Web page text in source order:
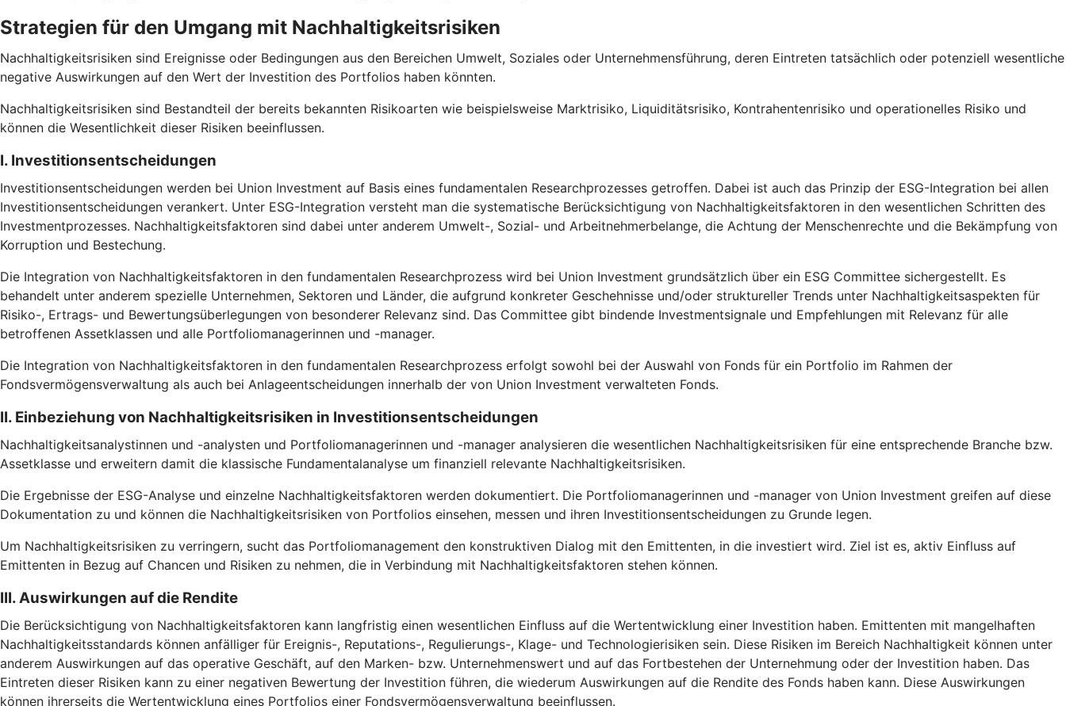
Strategien für den Umgang mit Nachhaltigkeitsrisiken
Nachhaltigkeitsrisiken sind Ereignisse oder Bedingungen aus den Bereichen Umwelt, Soziales oder Unternehmensführung, deren Eintreten tatsächlich oder potenziell wesentliche
negative Auswirkungen auf den Wert der Investition des Portfolios haben könnten.
Nachhaltigkeitsrisiken sind Bestandteil der bereits bekannten Risikoarten wie beispielsweise Marktrisiko, Liquiditätsrisiko, Kontrahentenrisiko und operationelles Risiko und
können die Wesentlichkeit dieser Risiken beeinflussen.
I. Investitionsentscheidungen
Investitionsentscheidungen werden bei Union Investment auf Basis eines fundamentalen Researchprozesses getroffen. Dabei ist auch das Prinzip der ESG-Integration bei allen
Investitionsentscheidungen verankert. Unter ESG-Integration versteht man die systematische Berücksichtigung von Nachhaltigkeitsfaktoren in den wesentlichen Schritten des
Investmentprozesses. Nachhaltigkeitsfaktoren sind dabei unter anderem Umwelt-, Sozial- und Arbeitnehmerbelange, die Achtung der Menschenrechte und die Bekämpfung von
Korruption und Bestechung.
Die Integration von Nachhaltigkeitsfaktoren in den fundamentalen Researchprozess wird bei Union Investment grundsätzlich über ein ESG Committee sichergestellt. Es
behandelt unter anderem spezielle Unternehmen, Sektoren und Länder, die aufgrund konkreter Geschehnisse und/oder struktureller Trends unter Nachhaltigkeitsaspekten für
Risiko-, Ertrags- und Bewertungsüberlegungen von besonderer Relevanz sind. Das Committee gibt bindende Investmentsignale und Empfehlungen mit Relevanz für alle
betroffenen Assetklassen und alle Portfoliomanagerinnen und -manager.
Die Integration von Nachhaltigkeitsfaktoren in den fundamentalen Researchprozess erfolgt sowohl bei der Auswahl von Fonds für ein Portfolio im Rahmen der
Fondsvermögensverwaltung als auch bei Anlageentscheidungen innerhalb der von Union Investment verwalteten Fonds.
II. Einbeziehung von Nachhaltigkeitsrisiken in Investitionsentscheidungen
Nachhaltigkeitsanalystinnen und -analysten und Portfoliomanagerinnen und -manager analysieren die wesentlichen Nachhaltigkeitsrisiken für eine entsprechende Branche bzw.
Assetklasse und erweitern damit die klassische Fundamentalanalyse um finanziell relevante Nachhaltigkeitsrisiken.
Die Ergebnisse der ESG-Analyse und einzelne Nachhaltigkeitsfaktoren werden dokumentiert. Die Portfoliomanagerinnen und -manager von Union Investment greifen auf diese
Dokumentation zu und können die Nachhaltigkeitsrisiken von Portfolios einsehen, messen und ihren Investitionsentscheidungen zu Grunde legen.
Um Nachhaltigkeitsrisiken zu verringern, sucht das Portfoliomanagement den konstruktiven Dialog mit den Emittenten, in die investiert wird. Ziel ist es, aktiv Einfluss auf
Emittenten in Bezug auf Chancen und Risiken zu nehmen, die in Verbindung mit Nachhaltigkeitsfaktoren stehen können.
III. Auswirkungen auf die Rendite
Die Berücksichtigung von Nachhaltigkeitsfaktoren kann langfristig einen wesentlichen Einfluss auf die Wertentwicklung einer Investition haben. Emittenten mit mangelhaften
Nachhaltigkeitsstandards können anfälliger für Ereignis-, Reputations-, Regulierungs-, Klage- und Technologierisiken sein. Diese Risiken im Bereich Nachhaltigkeit können unter
anderem Auswirkungen auf das operative Geschäft, auf den Marken- bzw. Unternehmenswert und auf das Fortbestehen der Unternehmung oder der Investition haben. Das
Eintreten dieser Risiken kann zu einer negativen Bewertung der Investition führen, die wiederum Auswirkungen auf die Rendite des Fonds haben kann. Diese Auswirkungen
können ihrerseits die Wertentwicklung eines Portfolios einer Fondsvermögensverwaltung beeinflussen.